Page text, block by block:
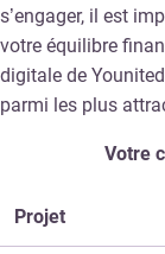
s’engager, il est
votre équilibre
digitale de
parmi les plus
Votre
Projet